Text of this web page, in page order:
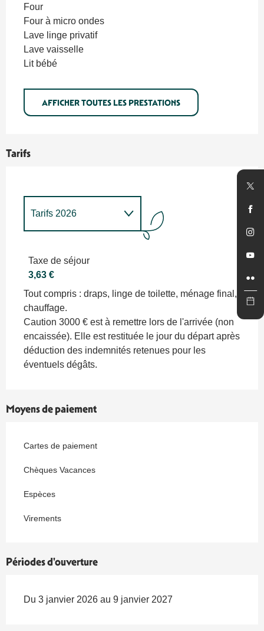
Four
Four à micro ondes
Lave linge privatif
Lave vaisselle
Lit bébé
AFFICHER TOUTES LES PRESTATIONS
Tarifs
Tarifs 2026
Taxe de séjour
3,63 €
Tout compris : draps, linge de toilette, ménage final,
chauffage.
Caution 3000 € est à remettre lors de l'arrivée (non
encaissée). Elle est restituée le jour du départ après
déduction des indemnités retenues pour les
éventuels dégâts.
Moyens de paiement
Cartes de paiement
Chèques Vacances
Espèces
Virements
Périodes d'ouverture
Du 3 janvier 2026 au 9 janvier 2027